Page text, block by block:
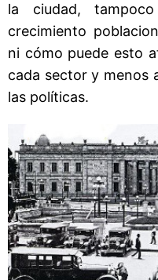
la ciudad,
crecimiento
ni cómo puede esto
cada sector y menos
las políticas.